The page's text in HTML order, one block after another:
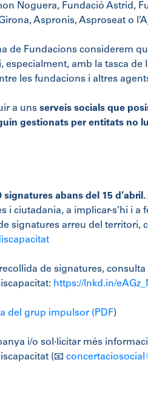
Noguera, Fundació Astrid,
Aspronis, Asproseat o
de Fundacions considerem
amb la tasca
les fundacions i altres
a uns serveis socials que
gestionats per entitats no
signatures abans del 15 d’abril.
i ciutadania, a implicar-s’hi i a
signatures arreu del territori,
de signatures,
https://lnkd.in/
del grup impulsor (PDF)
i/o sol·licitar més
(📧